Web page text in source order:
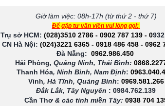
Giờ làm việc: 08h-17h (từ thứ 2 - thứ 7)
Để gặp tư vấn viên vui lòng gọi:
Trụ sở HCM: (028)3510 2786 - 0902 787 139- 0
CN Hà Nội: (024)3221 6365 - 0918 486 458 - 0962
Đà Nẵng: 0962.986.450
Hải Phòng, Quảng Ninh, Thái Bình:
Thanh Hóa, Ninh Bình, Nam Định:
Vinh, Hà Tĩnh, Quảng Bình: 0969.581.266
Đắk Lắk, Tây Nguyên : 0984.762.139
Cần Thơ & các tỉnh miền Tây: 0938 704